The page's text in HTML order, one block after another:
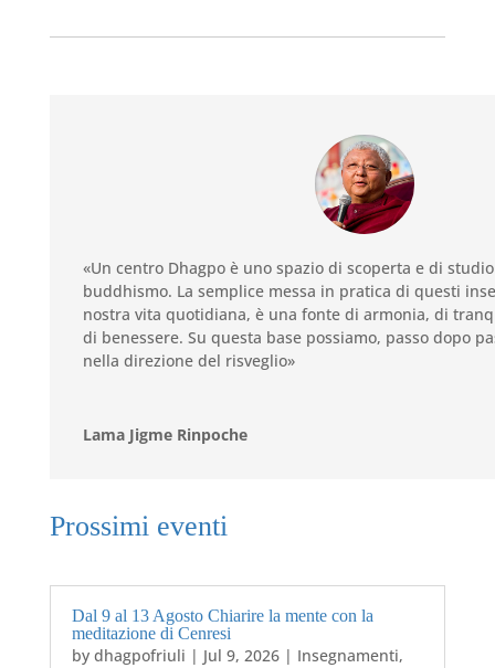
«Un centro Dhagpo è uno spazio di scoperta e di
buddhismo. La semplice messa in pratica di questi
nostra vita quotidiana, è una fonte di armonia, di
di benessere. Su questa base possiamo, passo dopo
nella direzione del risveglio»
Lama Jigme Rinpoche
Prossimi eventi
Dal 9 al 13 Agosto Chiarire la mente con la
meditazione di Cenresi
by dhagpofriuli | Jul 9, 2026| Insegnamenti,